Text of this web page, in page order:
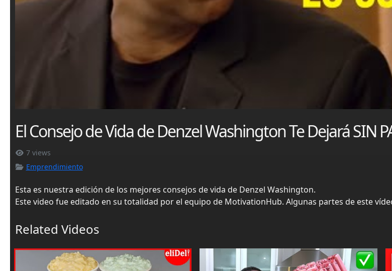
El Consejo de Vida de Denzel Washington Te Dejará SIN
7 views
Emprendimiento
Esta es nuestra edición de los mejores consejos de vida de Denzel Washington.
Este video fue editado en su totalidad por el equipo de MotivationHub. Algunas partes de este
Related Videos